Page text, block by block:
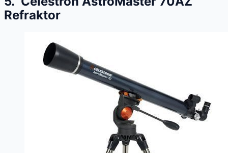
Refraktor